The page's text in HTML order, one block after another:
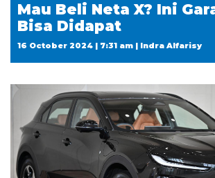
Mau Beli Neta X? Ini
Bisa Didapat
16 October 2024 | 7:31 am | Indra Alfarisy